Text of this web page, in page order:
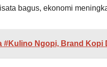
bagus, ekonomi
#Kulino Ngopi, Brand Kopi